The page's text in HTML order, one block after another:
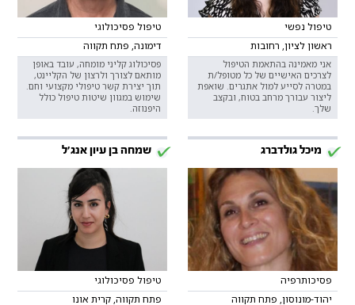
טיפול נפשי
ראשון לציון, רחובות
אני מאמינה בהתאמת הטיפול
לצרכים האישיים של כל מטופל/ת
במטרה לסייע למול אתגרים. שואפת
ליצור עבורך מרחב בטוח, ובקצב
שלך.
טיפול פסיכולוגי
דימונה, פתח תקווה
פסיכולוג קליני מומחה, עובד באופן
מותאם לצורך ולרצון של הקליינט,
תוך יצירת קשר טיפולי מקצועי וחם.
שימוש במגוון שיטות טיפול כולל
היפנוזה.
מיכל גולדברג
פסיכותרפיה
יהוד-מונוסון, פתח תקווה
שמחה בן עיון אנג'ל
טיפול פסיכולוגי
פתח תקווה, קרית אונו